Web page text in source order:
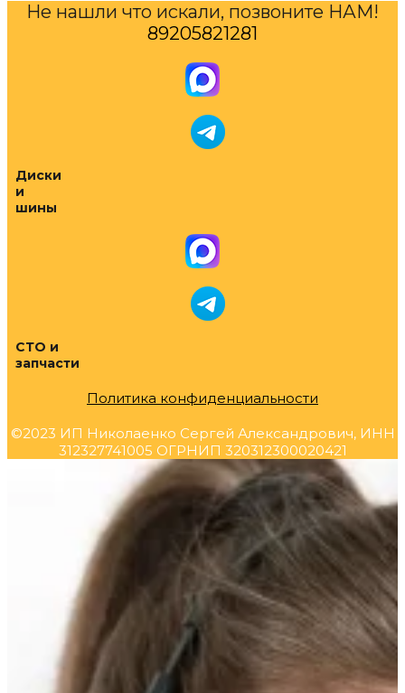
Не нашли что искали, позвоните НАМ!
89205821281
Диски
и
шины
СТО и
запчасти
Политика конфиденциальности
©2023 ИП Николаенко Сергей Александрович, ИНН
312327741005 ОГРНИП 320312300020421